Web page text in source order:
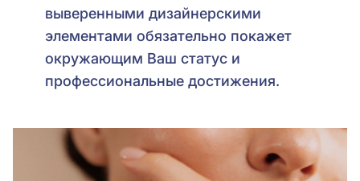
выверенными дизайнерскими
элементами обязательно покажет
окружающим Ваш статус и
профессиональные достижения.